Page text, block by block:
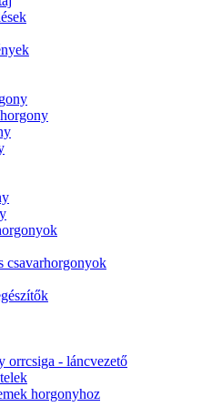
csavarhorgonyok
orrcsiga - láncvezető
horgonyhoz